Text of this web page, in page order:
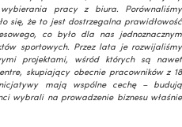
pracy z biura. Porównaliśmy
się, że to jest dostrzegalna prawidłowość
co było dla nas jednoznacznym
sportowych. Przez lata je rozwijaliśmy
projektami, wśród których są nawet
skupiający obecnie pracowników z 18
mają wspólne cechę – budują
wybrali na prowadzenie biznesu właśnie